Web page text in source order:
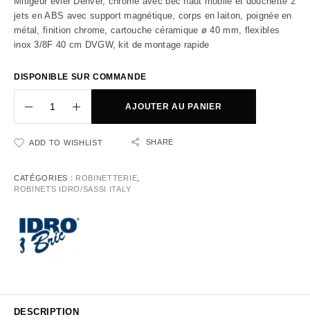
jets en ABS avec support magnétique, corps en laiton, poignée en
métal, finition chrome, cartouche céramique ø 40 mm, flexibles
inox 3/8F 40 cm DVGW, kit de montage rapide
DISPONIBLE SUR COMMANDE
AJOUTER AU PANIER
ADD TO WISHLIST SHARE
CATÉGORIES : ROBINETTERIE
ROBINETS IDRO/SASSI ITALY
DESCRIPTION